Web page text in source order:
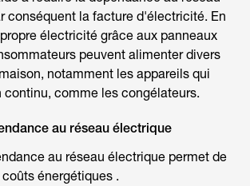
conséquent la facture d'électricité. En
électricité grâce aux panneaux
peuvent alimenter divers
notamment les appareils qui
comme les congélateurs.
au réseau électrique
au réseau électrique permet de
énergétiques .